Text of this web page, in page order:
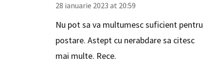
28 ianuarie 2023 at 20:59
Nu pot sa va multumesc suficient pentru
postare. Astept cu nerabdare sa citesc
mai multe. Rece.